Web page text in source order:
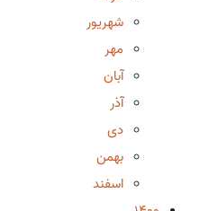
شهریور
مهر
آبان
آذر
دی
بهمن
اسفند